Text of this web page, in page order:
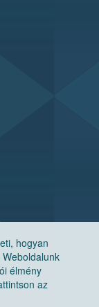
hogyan
élmény
az